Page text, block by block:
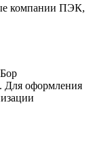
компании ПЭК,
Для оформления